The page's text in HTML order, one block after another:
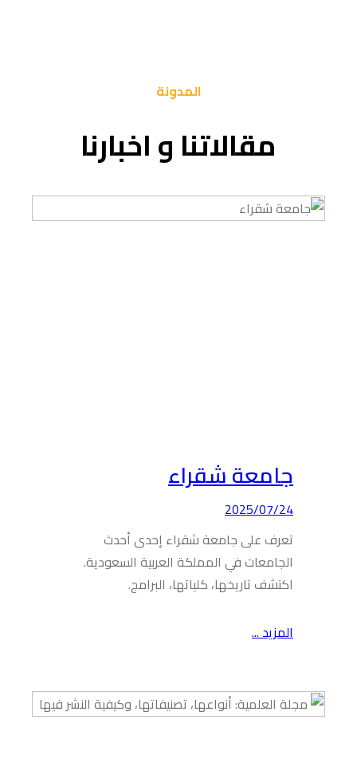
المدونة
مقالاتنا و اخبارنا
جامعة شقراء
2025/07/24
تعرف على جامعة شقراء إحدى أحدث
الجامعات في المملكة العربية السعودية.
اكتشف تاريخها، كلياتها، البرامج.
المزيد ...